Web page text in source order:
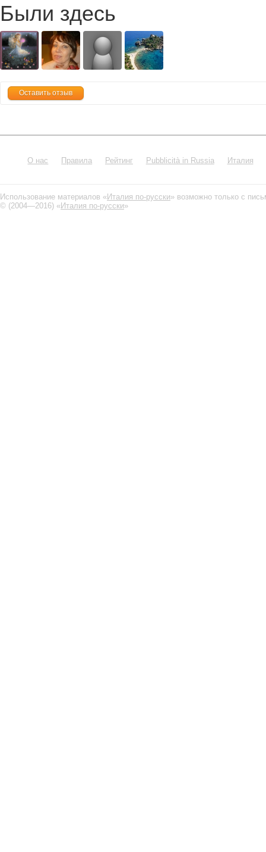
Были здесь
Оставить отзыв
О нас Правила Рейтинг Pubblicità in Russia Италия
Использование материалов «Италия по-русски» возможно только с
© (2004—2016) «Италия по-русски»